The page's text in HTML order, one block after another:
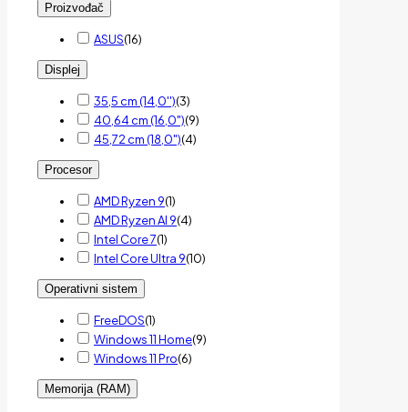
Proizvođač
ASUS(16)
Displej
35,5 cm (14,0'')(3)
40,64 cm (16,0")(9)
45,72 cm (18,0")(4)
Procesor
AMD Ryzen 9(1)
AMD Ryzen AI 9(4)
Intel Core 7(1)
Intel Core Ultra 9(10)
Operativni sistem
FreeDOS(1)
Windows 11 Home(9)
Windows 11 Pro(6)
Memorija (RAM)